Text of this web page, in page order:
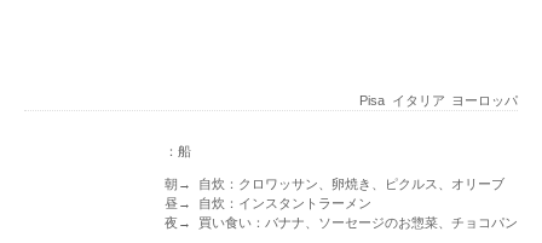
Pisa イタリア ヨーロッパ
：船
朝→ 自炊：クロワッサン、卵焼き、ピクルス、オリーブ
昼→ 自炊：インスタントラーメン
夜→ 買い食い：バナナ、ソーセージのお惣菜、チョコパン